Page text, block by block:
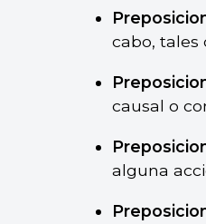
cabo, tales
causal o
alguna